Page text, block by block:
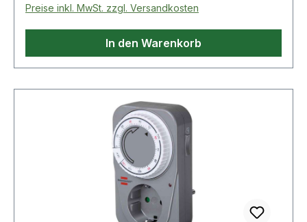
Preise inkl. MwSt. zzgl. Versandkosten
In den Warenkorb